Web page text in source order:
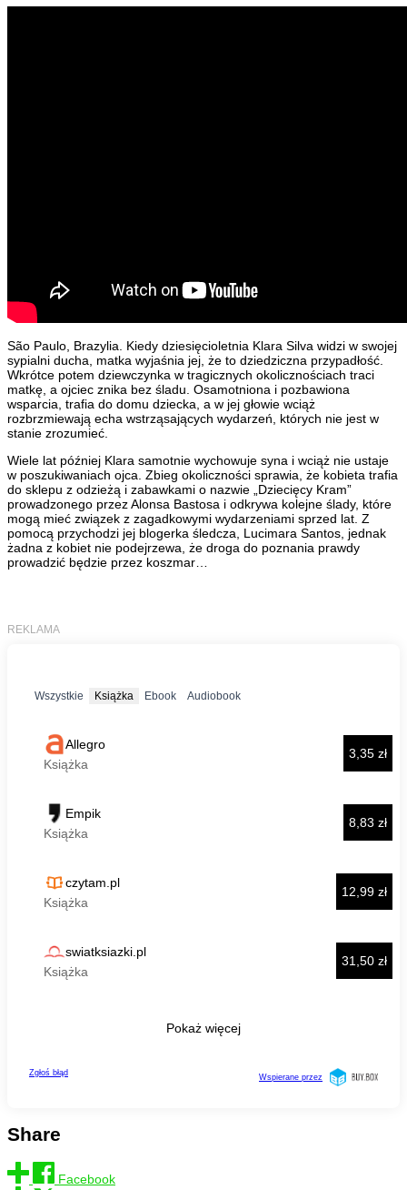
São Paulo, Brazylia. Kiedy dziesięcioletnia Klara Silva widzi w swojej
sypialni ducha, matka wyjaśnia jej, że to dziedziczna przypadłość.
Wkrótce potem dziewczynka w tragicznych okolicznościach traci
matkę, a ojciec znika bez śladu. Osamotniona i pozbawiona
wsparcia, trafia do domu dziecka, a w jej głowie wciąż
rozbrzmiewają echa wstrząsających wydarzeń, których nie jest w
stanie zrozumieć.
Wiele lat później Klara samotnie wychowuje syna i wciąż nie ustaje
w poszukiwaniach ojca. Zbieg okoliczności sprawia, że kobieta trafia
do sklepu z odzieżą i zabawkami o nazwie „Dziecięcy Kram”
prowadzonego przez Alonsa Bastosa i odkrywa kolejne ślady, które
mogą mieć związek z zagadkowymi wydarzeniami sprzed lat. Z
pomocą przychodzi jej blogerka śledcza, Lucimara Santos, jednak
żadna z kobiet nie podejrzewa, że droga do poznania prawdy
prowadzić będzie przez koszmar…
Share
Facebook